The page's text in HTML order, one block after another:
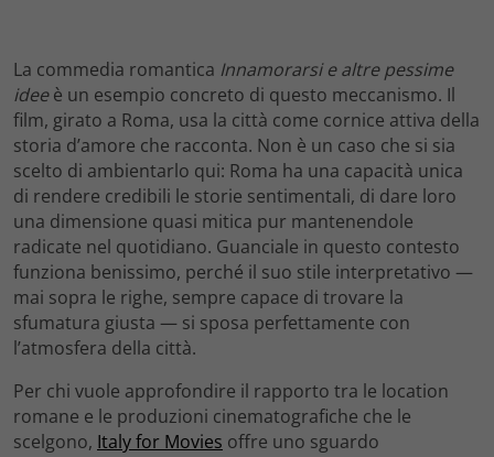
La commedia romantica Innamorarsi e altre pessime
ideeè un esempio concreto di questo meccanismo. Il
film, girato a Roma, usa la città come cornice attiva della
storia d’amore che racconta. Non è un caso che si sia
scelto di ambientarlo qui: Roma ha una capacità unica
di rendere credibili le storie sentimentali, di dare loro
una dimensione quasi mitica pur mantenendole
radicate nel quotidiano. Guanciale in questo contesto
funziona benissimo, perché il suo stile interpretativo —
mai sopra le righe, sempre capace di trovare la
sfumatura giusta — si sposa perfettamente con
l’atmosfera della città.
Per chi vuole approfondire il rapporto tra le location
romane e le produzioni cinematografiche che le
scelgono, Italy for Movies offre uno sguardo